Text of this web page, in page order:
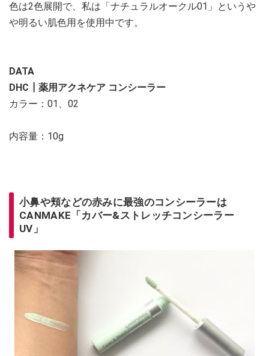
色は2色展開で、私は「ナチュラルオークル01」というや
や明るい肌色用を使用中です。
DATA
DHC┃薬用アクネケア コンシーラー
カラー：01、02
内容量：10g
小鼻や頬などの赤みに最強のコンシーラーは
CANMAKE「カバー&ストレッチコンシーラー
UV」